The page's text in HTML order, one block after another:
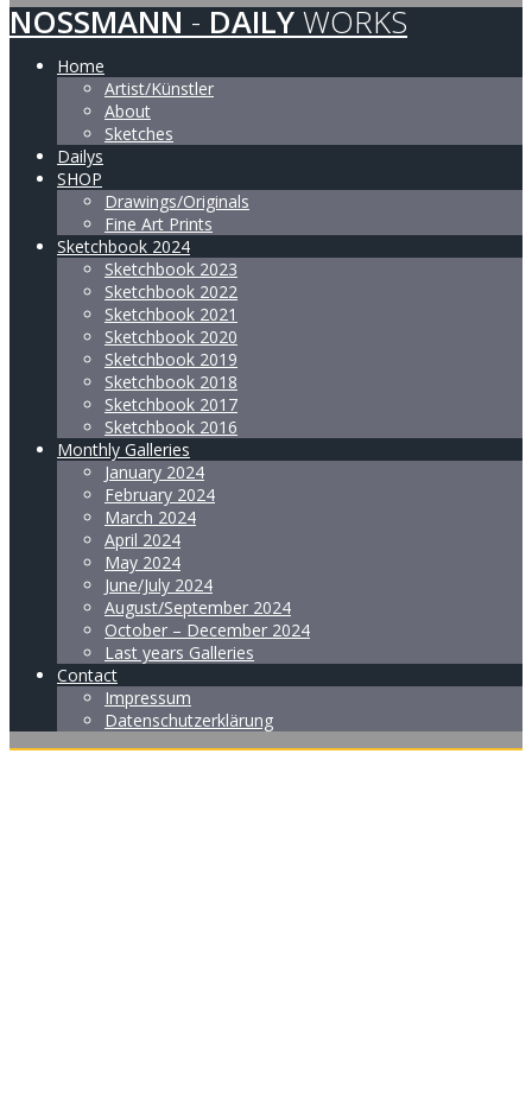
NOSSMANN - DAILY WORKS
Home
Artist/Künstler
About
Sketches
Dailys
SHOP
Drawings/Originals
Fine Art Prints
Sketchbook 2024
Sketchbook 2023
Sketchbook 2022
Sketchbook 2021
Sketchbook 2020
Sketchbook 2019
Sketchbook 2018
Sketchbook 2017
Sketchbook 2016
Monthly Galleries
January 2024
February 2024
March 2024
April 2024
May 2024
June/July 2024
August/September 2024
October – December 2024
Last years Galleries
Contact
Impressum
Datenschutzerklärung